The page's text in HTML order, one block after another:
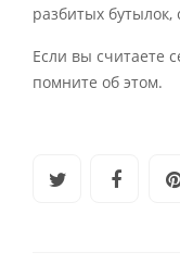
разбитых бутылок,
Если вы считаете
помните об этом.